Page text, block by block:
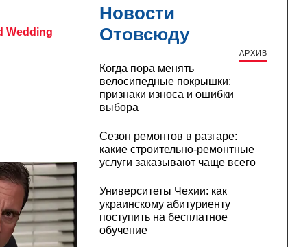
Новости
Отовсюду
АРХИВ
Когда пора менять
велосипедные покрышки:
признаки износа и ошибки
выбора
Сезон ремонтов в разгаре:
какие строительно-ремонтные
услуги заказывают чаще всего
Университеты Чехии: как
украинскому абитуриенту
поступить на бесплатное
обучение